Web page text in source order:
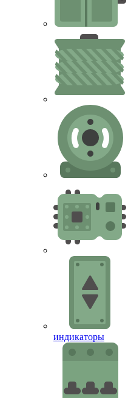
индикаторы